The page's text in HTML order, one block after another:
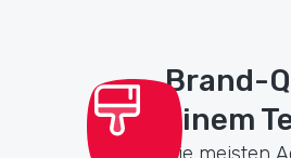
Brand-
einem